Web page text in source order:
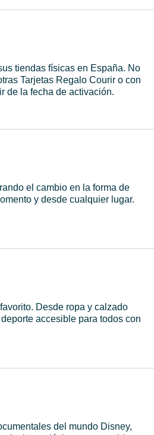
tiendas físicas en España. No
Tarjetas Regalo Courir o con
de la fecha de activación.
el cambio en la forma de
y desde cualquier lugar.
Desde ropa y calzado
accesible para todos con
del mundo Disney,